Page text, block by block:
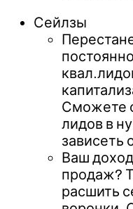
Сейлзы
Сможете
лидов в
зависеть
Ваш
продаж?
расшить